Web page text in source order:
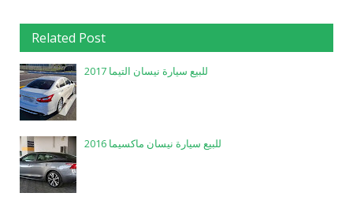
Related Post
للبيع سيارة نيسان التيما 2017
للبيع سيارة نيسان ماكسيما 2016